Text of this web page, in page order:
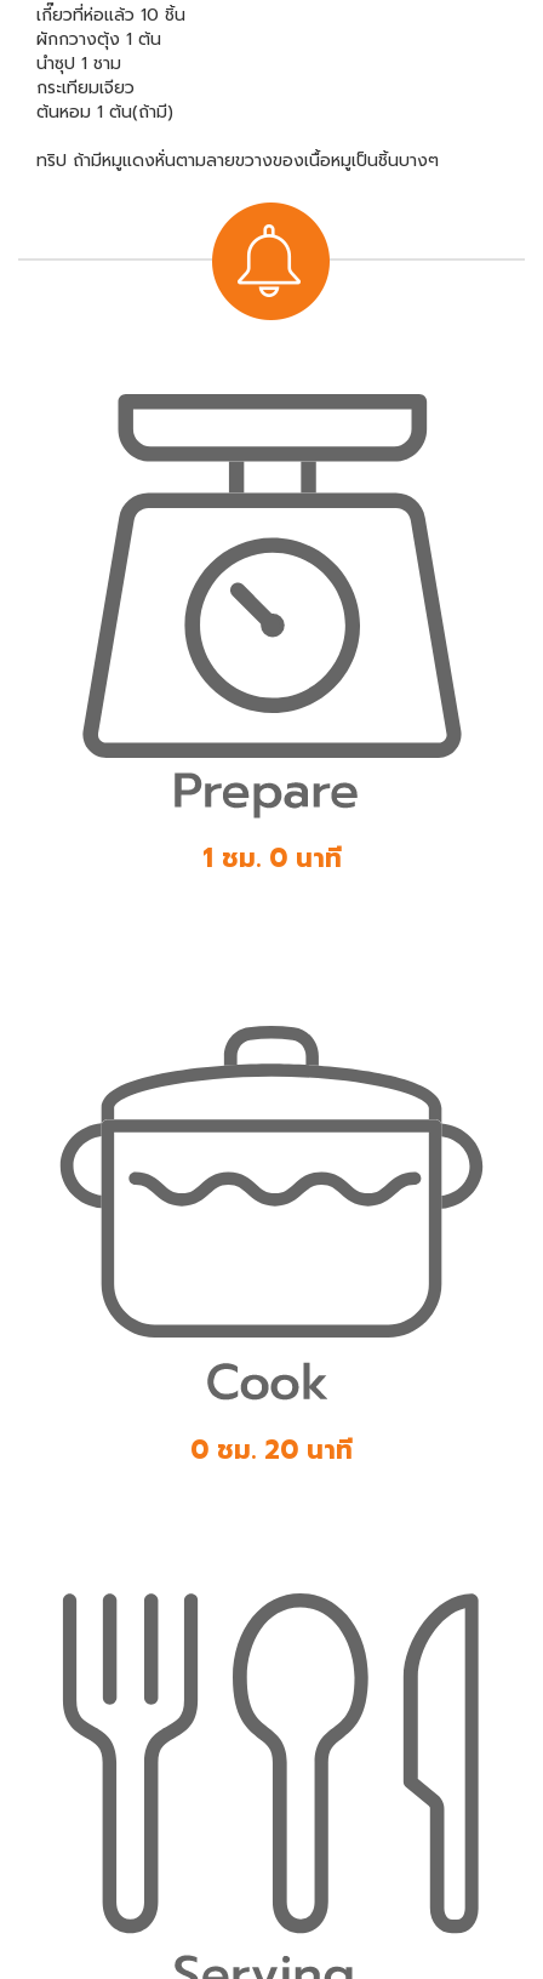
เกี๊ยวที่ห่อแล้ว 10 ชิ้น
ผักกวางตุ้ง 1 ต้น
นำซุป 1 ชาม
กระเทียมเจียว
ต้นหอม 1 ต้น(ถ้ามี)
ทริป ถ้ามีหมูแดงหั่นตามลายขวางของเนื้อหมูเป็นชิ้นบางๆ
1 ชม. 0 นาที
0 ชม. 20 นาที